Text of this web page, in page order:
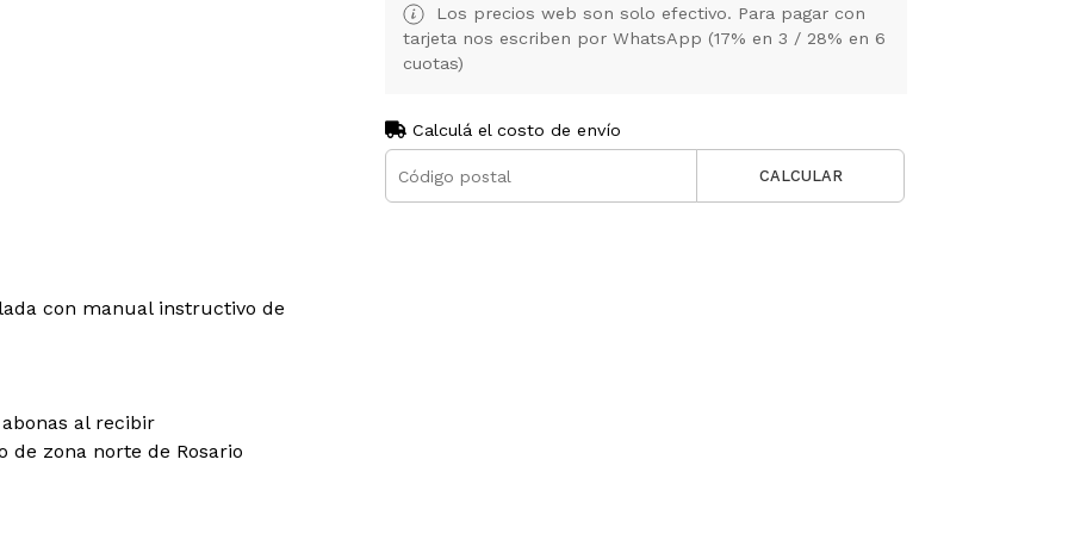
con manual instructivo de
al recibir
de zona norte de Rosario
Los precios web son solo efectivo. Para pagar con
tarjeta nos escriben por WhatsApp (17% en 3 / 28% en 6
cuotas)
Calculá el costo de envío
CALCULAR